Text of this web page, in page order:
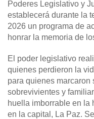
Poderes Legislativo y
establecerá durante la
2026 un programa de
honrar la memoria de
El poder legislativo
quienes perdieron la
para quienes marcaron
sobrevivientes y
huella imborrable en la
en la capital, La Paz.